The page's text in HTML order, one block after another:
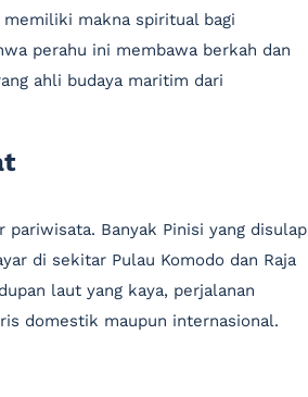
makna spiritual bagi
perahu ini membawa berkah dan
ahli budaya maritim dari
Banyak Pinisi yang disulap
di sekitar Pulau Komodo dan Raja
laut yang kaya, perjalanan
domestik maupun internasional.